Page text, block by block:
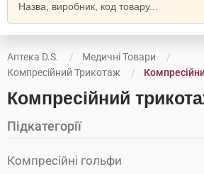
Аптека D.S.
Медичні Товари
Компресійний Трикотаж
Компресійний
Підкатегорії
Компресійні гольфи